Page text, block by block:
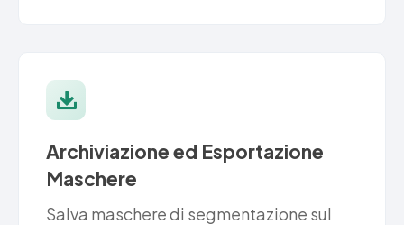
Archiviazione ed Esportazione
Maschere
Salva maschere di segmentazione sul